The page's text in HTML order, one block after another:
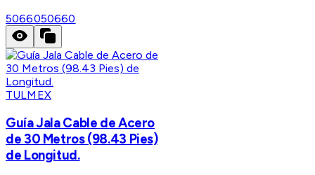
5066050660
TULMEX
Guía Jala Cable de Acero
de 30 Metros (98.43 Pies)
de Longitud.